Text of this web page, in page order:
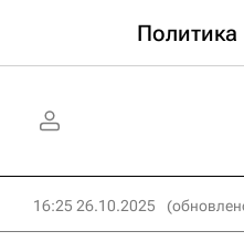
Политика
16:25 26.10.2025